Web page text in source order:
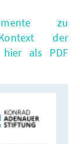
zu
der
hier als PDF